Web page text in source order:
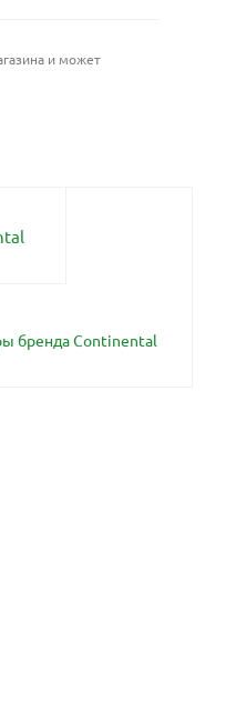
и может
бренда Continental